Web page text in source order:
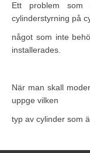
Ett problem
cylinderstyrning på
något som inte
installerades.
När man skall
uppge vilken
typ av cylinder som